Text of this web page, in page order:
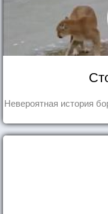
Невероятная история